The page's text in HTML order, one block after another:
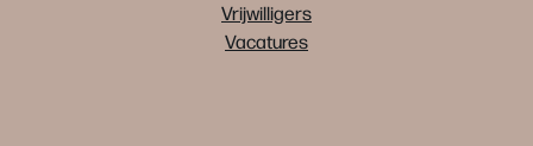
Vrijwilligers
Vacatures